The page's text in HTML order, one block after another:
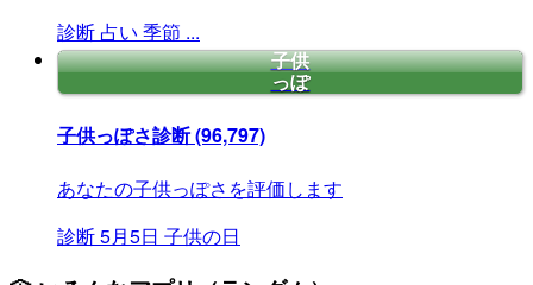
診断 占い 季節 ...
子供
っぽ
子供っぽさ診断(96,797)
あなたの子供っぽさを評価します
診断5月5日 子供の日